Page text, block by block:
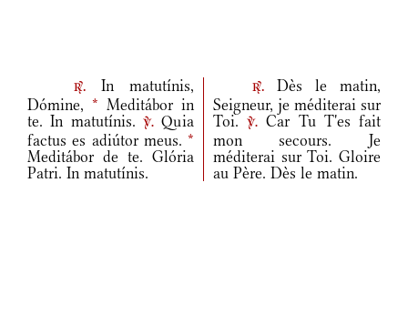
r.
In matutínis,
Dómine, * Meditábor in
te. In matutínis. v.Quia
factus es adiútor meus. *
Meditábor de te. Glória
Patri. In matutínis.
r.Dès le matin,
Seigneur, je méditerai sur
Toi.v. Car Tu T'es fait
mon secours. Je
méditerai sur Toi. Gloire
au Père. Dès le matin.